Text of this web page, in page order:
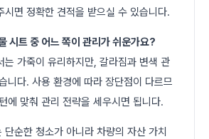
시면 정확한 견적을 받으실 수 있습니다.
시트 중 어느 쪽이 관리가 쉬운가요?
는 가죽이 유리하지만, 갈라짐과 변색 관
니다. 사용 환경에 따라 장단점이 다르므
에 맞춰 관리 전략을 세우시면 됩니다.
단순한 청소가 아니라 차량의 자산 가치